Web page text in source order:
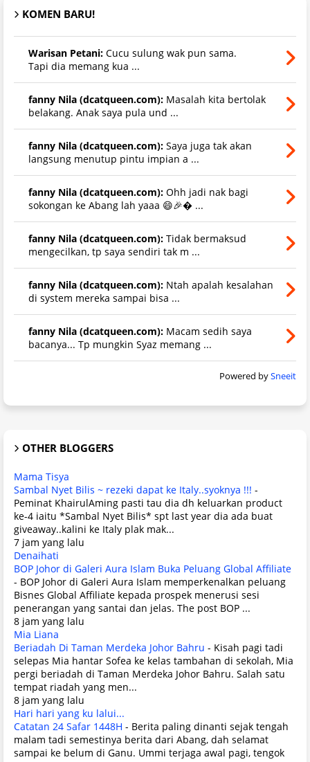
KOMEN BARU!
Warisan Petani: Cucu sulung wak pun sama.
Tapi dia memang kua ...
fanny Nila (dcatqueen.com): Masalah kita bertolak
belakang. Anak saya pula und ...
fanny Nila (dcatqueen.com): Saya juga tak akan
langsung menutup pintu impian a ...
fanny Nila (dcatqueen.com): Ohh jadi nak bagi
sokongan ke Abang lah yaaa 😄🎉 ...
fanny Nila (dcatqueen.com): Tidak bermaksud
mengecilkan, tp saya sendiri tak m ...
fanny Nila (dcatqueen.com): Ntah apalah kesalahan
di system mereka sampai bisa ...
fanny Nila (dcatqueen.com): Macam sedih saya
bacanya... Tp mungkin Syaz memang ...
Powered bySneeit
OTHER BLOGGERS
Mama Tisya
Sambal Nyet Bilis ~ rezeki dapat ke Italy..syoknya !!! -
Peminat KhairulAming pasti tau dia dh keluarkan product
ke-4 iaitu *Sambal Nyet Bilis* spt last year dia ada buat
giveaway..kalini ke Italy plak mak...
7 jam yang lalu
Denaihati
BOP Johor di Galeri Aura Islam Buka Peluang Global Affiliate
- BOP Johor di Galeri Aura Islam memperkenalkan peluang
Bisnes Global Affiliate kepada prospek menerusi sesi
penerangan yang santai dan jelas. The post BOP ...
8 jam yang lalu
Mia Liana
Beriadah Di Taman Merdeka Johor Bahru - Kisah pagi tadi
selepas Mia hantar Sofea ke kelas tambahan di sekolah, Mia
pergi beriadah di Taman Merdeka Johor Bahru. Salah satu
tempat riadah yang men...
8 jam yang lalu
Hari hari yang ku lalui...
Catatan 24 Safar 1448H - Berita paling dinanti sejak tengah
malam tadi semestinya berita dari Abang, dah selamat
sampai ke belum di Ganu. Ummi terjaga awal pagi, tengok